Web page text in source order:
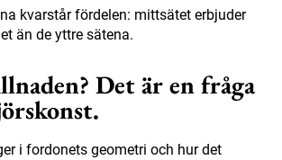
kvarstår fördelen: mittsätet erbjuder
än de yttre sätena.
Det är en fråga
i fordonets geometri och hur det